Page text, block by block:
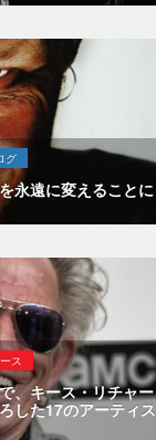
グ
永遠に変えることに
ス
、キース・リチャー
した17のアーティス